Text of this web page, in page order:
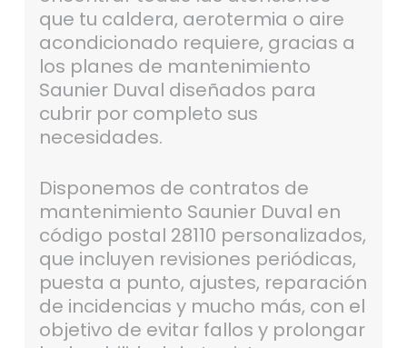
que tu caldera, aerotermia o aire
acondicionado requiere, gracias a
los planes de mantenimiento
Saunier Duval diseñados para
cubrir por completo sus
necesidades.
Disponemos de contratos de
mantenimiento Saunier Duval en
código postal 28110 personalizados,
que incluyen revisiones periódicas,
puesta a punto, ajustes, reparación
de incidencias y mucho más, con el
objetivo de evitar fallos y prolongar